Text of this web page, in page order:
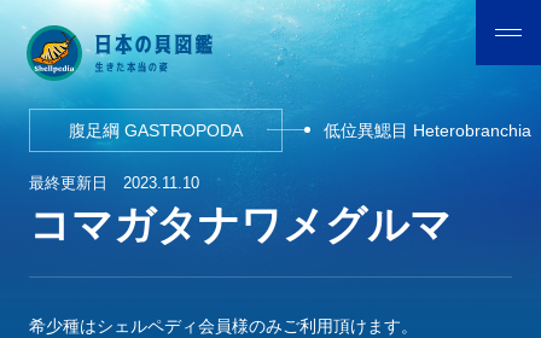
腹足綱 GASTROPODA 低位異鰓目 Heterobranchia
最終更新日 2023.11.10
コマガタナワメグルマ
希少種はシェルペディ会員様のみご利用頂けます。